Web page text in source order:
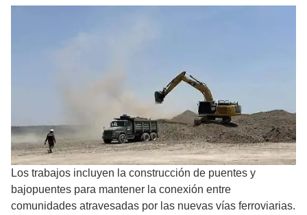
Los trabajos incluyen la construcción de puentes y
bajopuentes para mantener la conexión entre
comunidades atravesadas por las nuevas vías ferroviarias.